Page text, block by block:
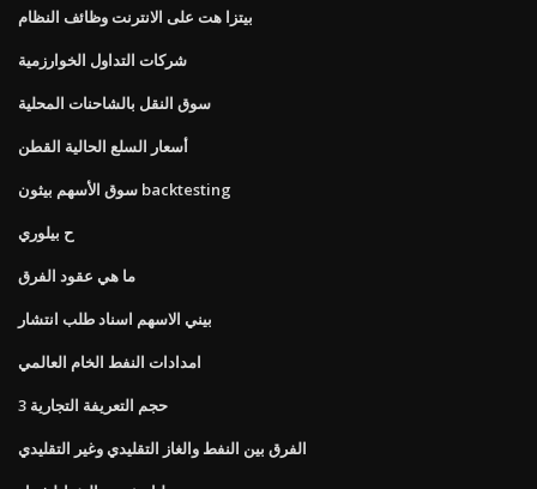
بيتزا هت على الانترنت وظائف النظام
شركات التداول الخوارزمية
سوق النقل بالشاحنات المحلية
أسعار السلع الحالية القطن
سوق الأسهم بيثون backtesting
ح بيلوري
ما هي عقود الفرق
بيني الاسهم اسناد طلب انتشار
امدادات النفط الخام العالمي
حجم التعريفة التجارية 3
الفرق بين النفط والغاز التقليدي وغير التقليدي